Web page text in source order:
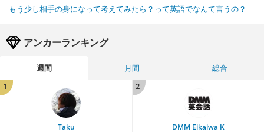
もう少し相手の身になって考えてみたら？って英語でなんて言うの？
アンカーランキング
週間 月間
総合
1
Taku
2
DMM Eikaiwa K